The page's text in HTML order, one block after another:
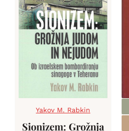
Yakov M. Rabkin
Sionizem: Grožnja